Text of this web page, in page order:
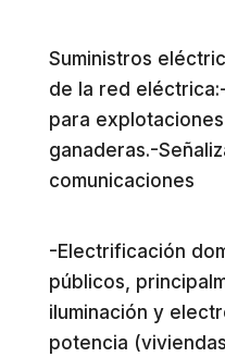
Suministros
de la red
para
ganaderas.-
comunicaciones
-Electrificación
públicos,
iluminación y
potencia